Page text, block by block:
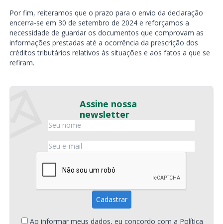
Por fim, reiteramos que o prazo para o envio da declaração
encerra-se em 30 de setembro de 2024 e reforçamos a
necessidade de guardar os documentos que comprovam as
informações prestadas até a ocorrência da prescrição dos
créditos tributários relativos às situações e aos fatos a que se
refiram.
Assine nossa
newsletter
Ao informar meus dados, eu concordo com a Política